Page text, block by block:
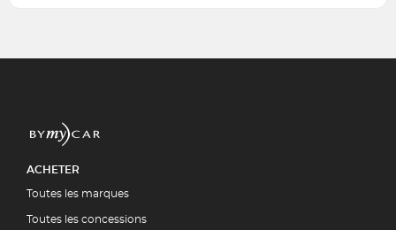
ACHETER
Toutes les marques
Toutes les concessions